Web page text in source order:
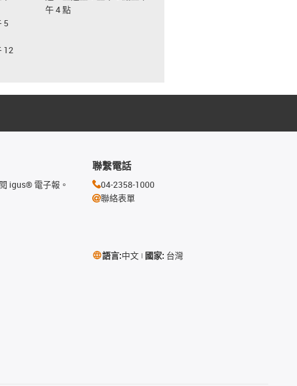
5
12
午 4 點
igus® 電子報。
聯繫電話
04-2358-1000
聯絡表單
語言:中文 國家: 台灣